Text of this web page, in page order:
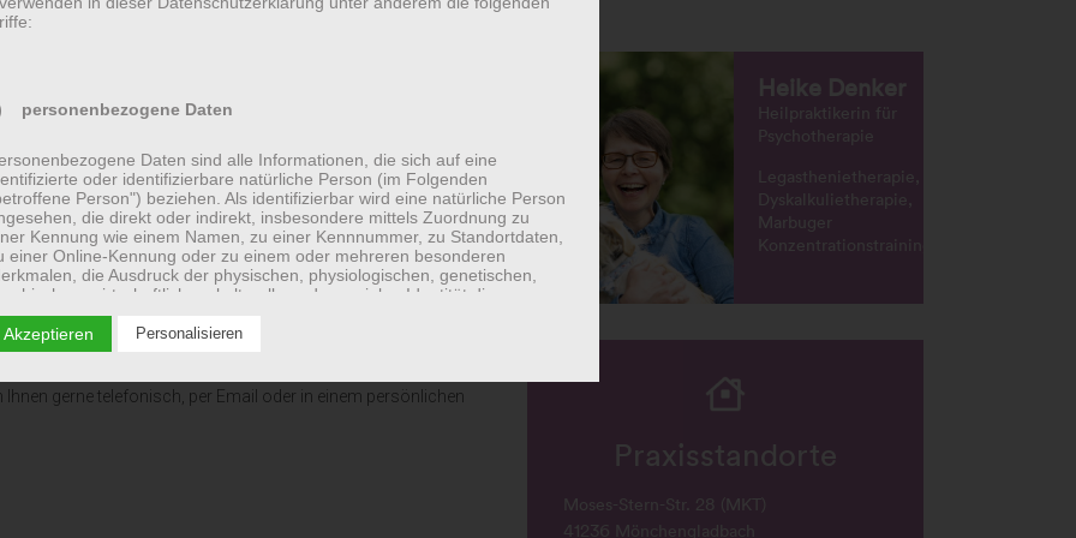
meiner Homepage.
und ihnen zu einer besseren Lebensqualität zu
Angebote:
mit Legasthenie, LRS, Lese-Rechtschreibschwäche,
Hochbegabung, aber auch Hilfen und Angebote für
evaluierten Programmen und Empfehlungen der
gerne telefonisch, per Email oder in einem persönlichen
Heike Denker
Heilpraktikerin für
Psychotherapie
Legasthenietherapie,
Dyskalkulietherapie,
Marbuger
Konzentrationstrainings
Praxisstandorte
Moses-Stern-Str. 28 (MKT)
41236 Mönchengladbach
personenbezogene Daten
Daten sind alle Informationen, die sich auf eine
oder identifizierbare natürliche Person (im Folgenden
Person") beziehen. Als identifizierbar wird eine natürliche Person
die direkt oder indirekt, insbesondere mittels Zuordnung zu
Kennung wie einem Namen, zu einer Kennnummer, zu Standortdaten,
einer Online-Kennung oder zu einem oder mehreren besonderen
die Ausdruck der physischen, physiologischen, genetischen,
wirtschaftlichen, kulturellen oder sozialen Identität dieser
Person sind, identifiziert werden kann.
betroffene Person
Personalisieren